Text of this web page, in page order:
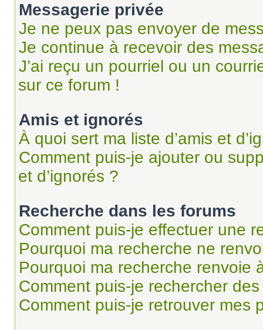
Messagerie privée
Je ne peux pas envoyer de
Je continue à recevoir des
J’ai reçu un pourriel ou un
sur ce forum !
Amis et ignorés
À quoi sert ma liste d’amis et
Comment puis-je ajouter ou
et d’ignorés ?
Recherche dans les forums
Comment puis-je effectuer une
Pourquoi ma recherche ne
Pourquoi ma recherche renvoie
Comment puis-je rechercher
Comment puis-je retrouver mes